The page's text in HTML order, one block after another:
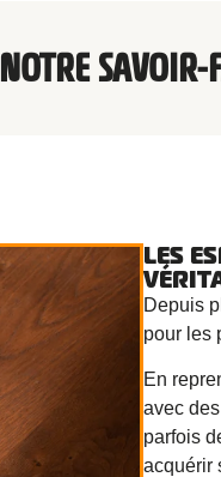
NOTRE SAVOIR-
LES
Depuis
pour les
En
avec
parfois
acquérir